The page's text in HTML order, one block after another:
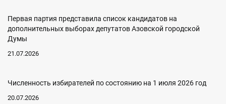
Первая партия представила список кандидатов на
дополнительных выборах депутатов Азовской городской
Думы
21.07.2026
Численность избирателей по состоянию на 1 июля 2026 год
20.07.2026